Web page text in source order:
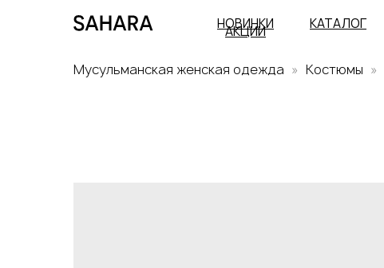
КАТАЛОГ
НОВИНКИ
АКЦИИ
Мусульманская женская одежда Костюмы